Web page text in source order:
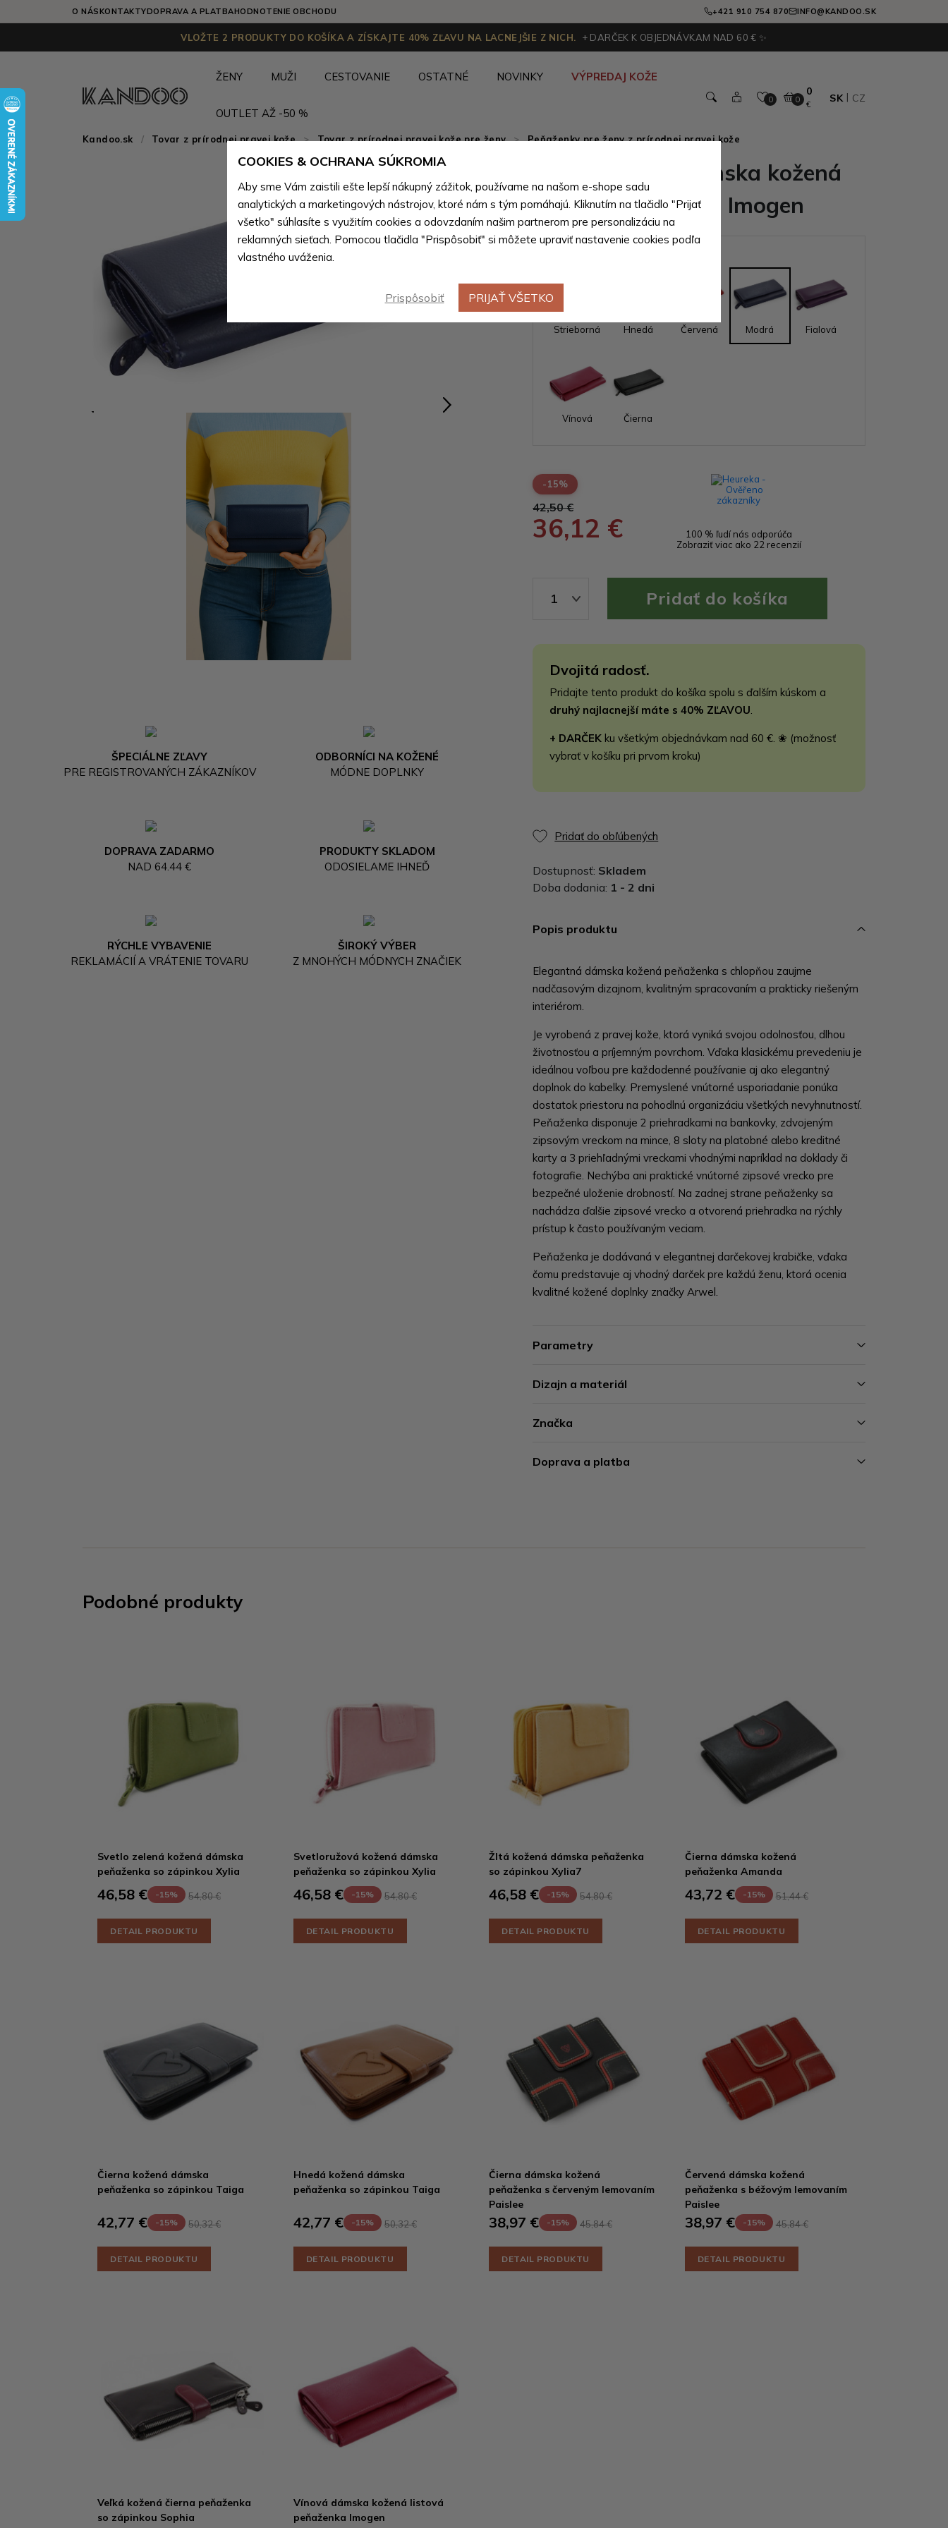
O NÁSKONTAKTYDOPRAVA A PLATBAHODNOTENIE OBCHODU +421 910 754 870 INFO@KANDOO.SK
VLOŽTE 2 PRODUKTY DO KOŠÍKA A ZÍSKAJTE 40% ZĽAVU NA LACNEJŠIE Z NICH. + DARČEK K OBJEDNÁVKAM NAD 60 € ✨
ŽENY MUŽI CESTOVANIE OSTATNÉ NOVINKY VÝPREDAJ KOŽE
OUTLET AŽ -50 %
0 0
0
€
SK CZ
Kandoo.sk Tovar z prírodnej pravej kože > Tovar z prírodnej pravej kože pre ženy > Peňaženky pre ženy z prírodnej pravej kože
ŠPECIÁLNE ZĽAVY
PRE REGISTROVANÝCH ZÁKAZNÍKOV
ODBORNÍCI NA KOŽENÉ
MÓDNE DOPLNKY
DOPRAVA ZADARMO
NAD 64.44 €
PRODUKTY SKLADOM
ODOSIELAME IHNEĎ
RÝCHLE VYBAVENIE
REKLAMÁCIÍ A VRÁTENIE TOVARU
ŠIROKÝ VÝBER
Z MNOHÝCH MÓDNYCH ZNAČIEK
Tmavomodrá dámska kožená
listová peňaženka Imogen
Strieborná Hnedá Červená Modrá Fialová
Vínová Čierna
-15%
42,50 €
36,12 €
100 % ľudí nás odporúča
Zobraziť viac ako 22 recenzií
1
Dvojitá radosť.
Pridajte tento produkt do košíka spolu s ďalším kúskom a
druhý najlacnejší máte s 40% ZĽAVOU.
+ DARČEK ku všetkým objednávkam nad 60 €. ❀ (možnosť
vybrať v košíku pri prvom kroku)
Pridať do obľúbených
Dostupnosť: Skladem
Doba dodania: 1 - 2 dni
Popis produktu
Elegantná dámska kožená peňaženka s chlopňou zaujme
nadčasovým dizajnom, kvalitným spracovaním a prakticky riešeným
interiérom.
Je vyrobená z pravej kože, ktorá vyniká svojou odolnosťou, dlhou
životnosťou a príjemným povrchom. Vďaka klasickému prevedeniu je
ideálnou voľbou pre každodenné používanie aj ako elegantný
doplnok do kabelky. Premyslené vnútorné usporiadanie ponúka
dostatok priestoru na pohodlnú organizáciu všetkých nevyhnutností.
Peňaženka disponuje 2 priehradkami na bankovky, zdvojeným
zipsovým vreckom na mince, 8 sloty na platobné alebo kreditné
karty a 3 priehľadnými vreckami vhodnými napríklad na doklady či
fotografie. Nechýba ani praktické vnútorné zipsové vrecko pre
bezpečné uloženie drobností. Na zadnej strane peňaženky sa
nachádza ďalšie zipsové vrecko a otvorená priehradka na rýchly
prístup k často používaným veciam.
Peňaženka je dodávaná v elegantnej darčekovej krabičke, vďaka
čomu predstavuje aj vhodný darček pre každú ženu, ktorá ocenia
kvalitné kožené doplnky značky Arwel.
Parametry
Dizajn a materiál
Značka
Doprava a platba
Podobné produkty
Svetlo zelená kožená dámska
peňaženka so zápinkou Xylia
46,58 € -15% 54,80 €
DETAIL PRODUKTU
Svetloružová kožená dámska
peňaženka so zápinkou Xylia
46,58 € -15% 54,80 €
DETAIL PRODUKTU
Žltá kožená dámska peňaženka
so zápinkou Xylia7
46,58 € -15% 54,80 €
DETAIL PRODUKTU
Čierna dámska kožená
peňaženka Amanda
43,72 € -15% 51,44 €
DETAIL PRODUKTU
Čierna kožená dámska
peňaženka so zápinkou Taiga
42,77 € -15% 50,32 €
DETAIL PRODUKTU
Hnedá kožená dámska
peňaženka so zápinkou Taiga
42,77 € -15% 50,32 €
DETAIL PRODUKTU
Čierna dámska kožená
peňaženka s červeným lemovaním
Paislee
38,97 € -15% 45,84 €
DETAIL PRODUKTU
Červená dámska kožená
peňaženka s béžovým lemovaním
Paislee
38,97 € -15% 45,84 €
DETAIL PRODUKTU
Veľká kožená čierna peňaženka
so zápinkou Sophia
Vínová dámska kožená listová
peňaženka Imogen
COOKIES & OCHRANA SÚKROMIA
Aby sme Vám zaistili ešte lepší nákupný zážitok, používame na našom e-shope sadu
analytických a marketingových nástrojov, ktoré nám s tým pomáhajú. Kliknutím na tlačidlo "Prijať
všetko" súhlasíte s využitím cookies a odovzdaním našim partnerom pre personalizáciu na
reklamných sieťach. Pomocou tlačidla "Prispôsobiť" si môžete upraviť nastavenie cookies podľa
vlastného uváženia.
Prispôsobiť PRIJAŤ VŠETKO